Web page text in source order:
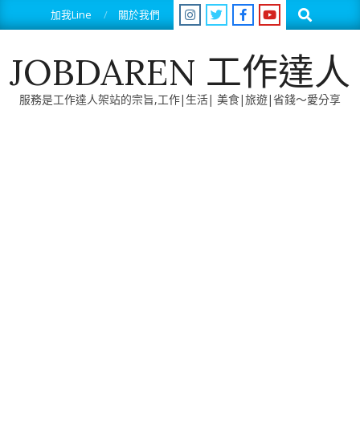
to
加我Line 關於我們 Search
JOBDAREN 工作達人
服務是工作達人架站的宗旨,工作|生活| 美食|旅遊|省錢～愛分享